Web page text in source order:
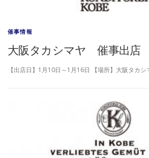
催事情報
大阪タカシマヤ 催事出店
【出店日】1月10日～1月16日 【場所】大阪タカシ